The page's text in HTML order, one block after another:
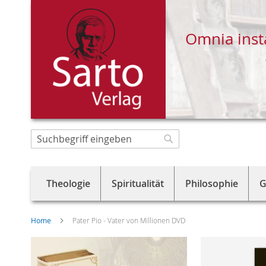
Direkt
zum
Omnia
Suche
Theologie Spiritualität Philosophie
Home Pater Pio - Vater von Millionen DVD